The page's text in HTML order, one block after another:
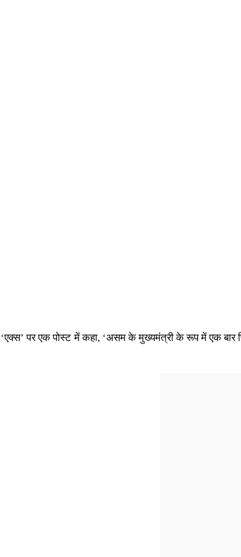
पर एक पोस्ट में कहा, ‘असम के मुख्यमंत्री के रूप में एक बार